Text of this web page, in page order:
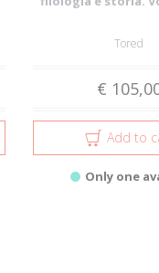
Tored
€
Add to
Only one